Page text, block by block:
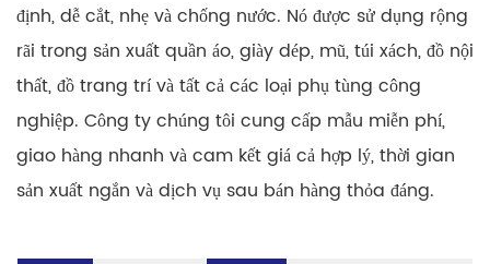
định, dễ cắt, nhẹ và chống nước. Nó được sử dụng rộng
rãi trong sản xuất quần áo, giày dép, mũ, túi xách, đồ nội
thất, đồ trang trí và tất cả các loại phụ tùng công
nghiệp. Công ty chúng tôi cung cấp mẫu miễn phí,
giao hàng nhanh và cam kết giá cả hợp lý, thời gian
sản xuất ngắn và dịch vụ sau bán hàng thỏa đáng.